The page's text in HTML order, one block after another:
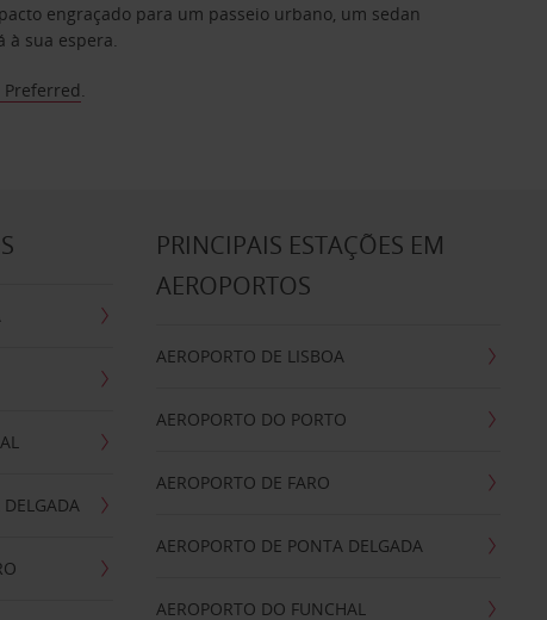
engraçado para um passeio urbano, um sedan
à sua espera.
Preferred.
PRINCIPAIS ESTAÇÕES EM
AEROPORTOS
AEROPORTO DE LISBOA
AEROPORTO DO PORTO
AEROPORTO DE FARO
AEROPORTO DE PONTA DELGADA
AEROPORTO DO FUNCHAL